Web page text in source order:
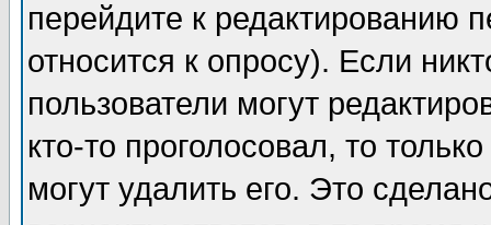
перейдите к редактированию
относится к опросу). Если
пользователи могут
кто-то проголосовал, то
могут удалить его. Это